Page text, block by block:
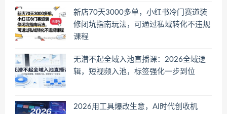
新店70天3000多单，小红书冷门赛道装
修闭坑指南玩法，可通过私域转化不违规
课程
无潜不起全域入池直播课：2026全域逻
辑，短视频入池，标签强化一步到位
2026用工具爆改生意，AI时代创收机